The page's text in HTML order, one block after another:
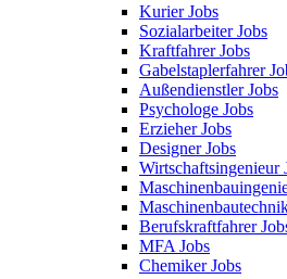
Kurier Jobs
Sozialarbeiter Jobs
Kraftfahrer Jobs
Gabelstaplerfahrer
Außendienstler Jobs
Psychologe Jobs
Erzieher Jobs
Designer Jobs
Wirtschaftsingenieur
Berufskraftfahrer
MFA Jobs
Chemiker Jobs